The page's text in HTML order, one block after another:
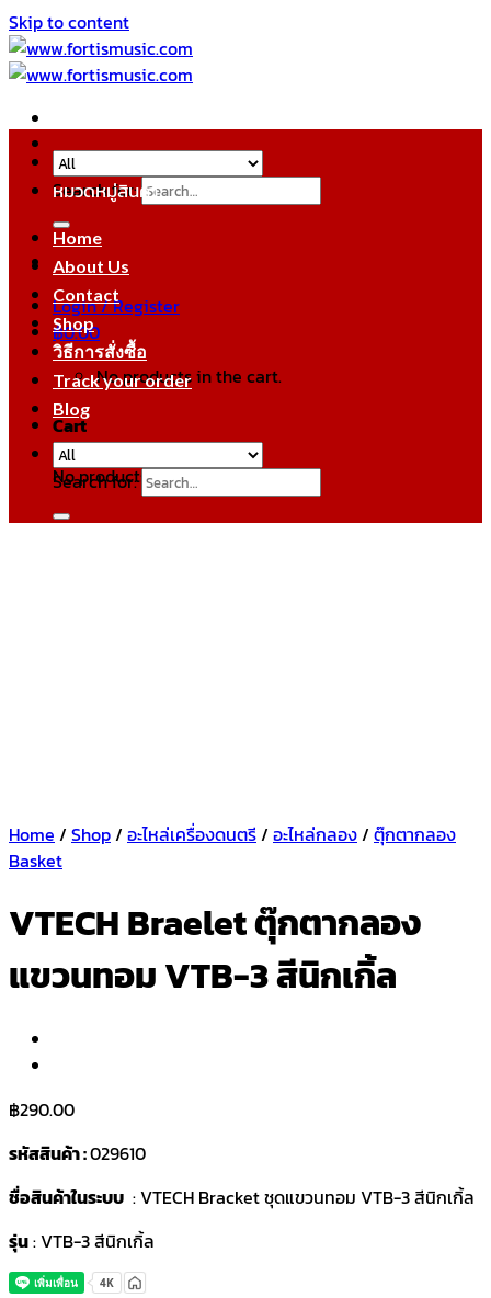
Skip to content
Search for:
Login / Register
฿0.00
No products in the cart.
Cart
No products in the cart.
หมวดหมู่สินค้า
Home
About Us
Contact
Shop
วิธีการสั่งซื้อ
Track your order
Blog
Search for:
Home / Shop/ อะไหล่เครื่องดนตรี/ อะไหล่กลอง/ ตุ๊กตากลอง
Basket
VTECH Braelet ตุ๊กตากลอง
แขวนทอม VTB-3 สีนิกเกิ้ล
฿290.00
รหัสสินค้า :029610
ชื่อสินค้าในระบบ : VTECH Bracket ชุดแขวนทอม VTB-3 สีนิกเกิ้ล
รุ่น: VTB-3 สีนิกเกิ้ล